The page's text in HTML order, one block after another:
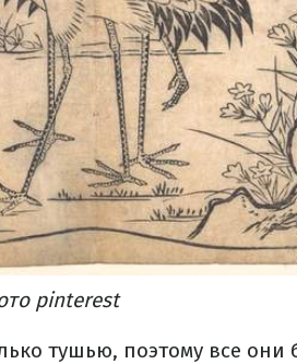
pinterest
тушью, поэтому все